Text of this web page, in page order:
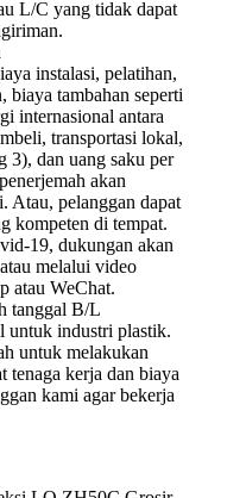
L/C yang tidak dapat
instalasi, pelatihan,
biaya tambahan seperti
internasional antara
transportasi lokal,
3), dan uang saku per
akan
Atau, pelanggan dapat
kompeten di tempat.
19, dukungan akan
melalui video
atau WeChat.
tanggal B/L
untuk industri plastik.
untuk melakukan
tenaga kerja dan biaya
kami agar bekerja